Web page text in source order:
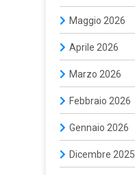
Maggio 2026
Aprile 2026
Marzo 2026
Febbraio 2026
Gennaio 2026
Dicembre 2025